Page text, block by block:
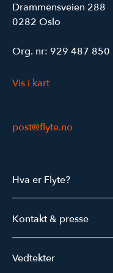
Drammensveien 288
0282 Oslo
Org. nr: 929 487 850
Vis i kart
post@flyte.no
Hva er Flyte?
Kontakt & presse
Vedtekter